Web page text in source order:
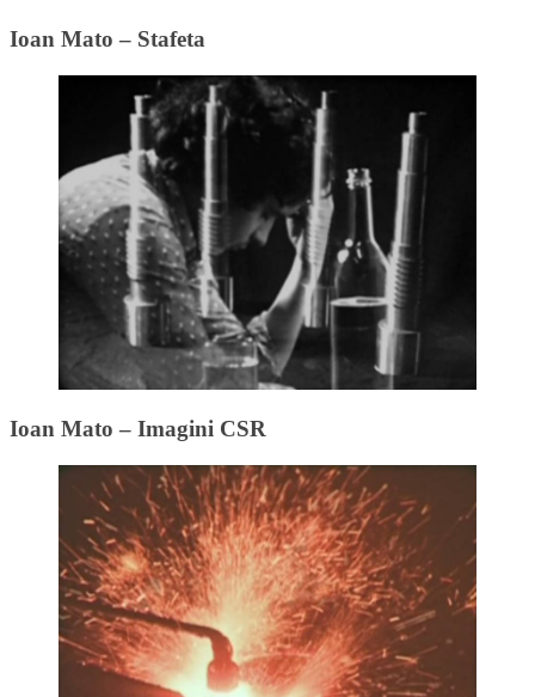
Ioan Mato – Stafeta
Ioan Mato – Imagini CSR